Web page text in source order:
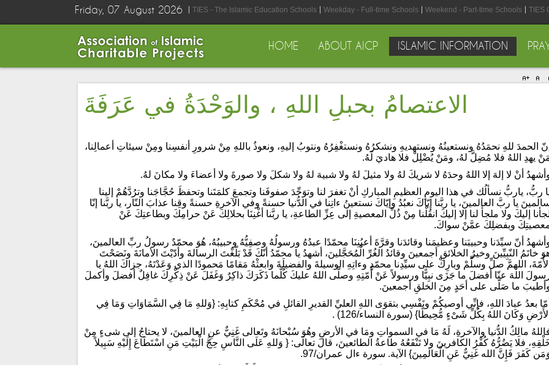
Friday, 07 August 2026 TIES - The Islamic Education Schools Weekday - Full-time Schools Weekend - Part-time Schools TIES
HOME ABOUT AICP ISLAMIC INFORMATION
الاعتصامُ بحبلِ اللهِ ، والوَحْدَةُ في عَرَفَةَ
إنّ الحمدَ للهِ نحمَدُهُ ونستعينُهُ ونستهديهِ ونشكرُهُ ونستغْفِرُهُ ونتوبُ إليهِ، ونعوذُ باللهِ مِنْ شرورِ أنفسِنا ومِنْ سيئاتِ أعمالِنا،
يهدِ اللهُ فلا مُضِلَّ لهُ، ومَنْ يُضْلِلْ فلا هاديَ لَهُ.
أنْ لا إلهَ إلا اللهُ وحدَهُ لا شريكَ لهُ ولا مثيلَ لهُ ولا شبيهَ لهُ ولا شكلَ ولا صورةَ ولا أعضاءَ ولا مكانَ لهُ.
ربُّ، ياربُّ نسألُك في هذا اليومِ العظيمِ المباركِ أنْ تغفرَ لنا وتوَحِّدَ صفوفَنا وتجمعَ كلمَتَنا وتحفظَ حُجَّاجَنا وترُدَّهُمْ إلينا
يا ربَّ العالمينَ، يا ربَّنا إيّاكَ نعبُدُ وإيّاكَ نستعينُ ءاتِنا في الدُّنيا حسنةً وفي الآخرةِ حسنةً وقِنا عذابَ النّار، يا ربَّنا إنّا
إليكَ ولا ملجأَ لنا إلا إليكَ انقُلْنا مِنْ ذُلِّ المعصيةِ إلى عِزِّ الطاعةِ، يا ربَّنا أغْنِنَا بحلالِكَ عَنْ حرامِكَ وبطاعتِكَ عَنْ
وبفضلِكَ عمَّنْ سواكَ.
أنّ سيِّدَنا وحبيبَنا وعظيمَنا وقائدَنا وقرَّةَ أعيُنِنَا محمّدًا عبدُهُ ورسولُهُ وصفِيُّهُ وحبيبُهُ، هُوَ محمّدٌ رسولُ ربِّ العالمينَ،
خاتَمُ النّبِيِّينَ وخيرُ الخلائقِ أجمعينَ وقائدُ الغُرِّ الْمُحَجَّلينَ، أشهدُ يا محمّدُ أنّكَ قَدْ بَلّغْتَ الرسالةَ وأدّيْتَ الأمانَةَ ونَصَحْتَ
الأُمّةَ، اللهمَّ صلِّ وسلِّمْ وبارِكْ على سيِّدِنا محمّدٍ وءاتِهِ الوسيلةَ والفضيلَةَ وابعثْهُ مَقامًا مَحمودًا الذي وَعَدْتَهُ، جزاكَ اللهُ يا
اللهَ عنّا أفضلَ ما جَزَى نبِيًّا ورسولاً عَنْ أُمّتِهِ وصلّى اللهُ عليكَ كُلّما ذَكَرَكَ ذاكِرٌ وَغَفَلَ عَنْ ذِكْرِكَ غافِلٌ أفضلَ وأكملَ
ما صَلّى على أحَدٍ مِنَ الخلقِ أجمعينَ.
أمّا بعدُ عبادَ اللهِ، فإنِّي أوصيكُمْ ونَفْسِي بتقوَى اللهِ العليِّ القديرِ القائلِ في مُحْكَمِ كتابِهِ: {وَللهِ مَا فِي السَّمَاوَاتِ وَمَا فِي
الأَرْضِ وَكَانَ اللهُ بِكُلِّ شَىْءٍ مُّحِيطًا} (سورة النساء/126) .
مالِكُ الدُّنيا والآخرةِ، لَهُ مَا في السمواتِ ومَا في الأرضِ وهُوَ سُبْحانَهُ وتَعالى غَنِيٌّ عنِ العالمينَ، لا يحتاجُ إلى شىءٍ مِنْ
فلا يَضُرُّهُ كُفْرُ الكافرينَ ولا تَنْفَعُهُ طاعةُ الطائعينَ، قالَ تعالَى: { وَللهِ عَلَى النَّاسِ حِجُّ الْبَيْتِ مَنِ اسْتَطَاعَ إِلَيْهِ سَبِيلاً
كَفَرَ فَإِنَّ الله غَنِيٌّ عَنِ الْعَالَمِينَ} الآية. سورة ءال عمران/97.